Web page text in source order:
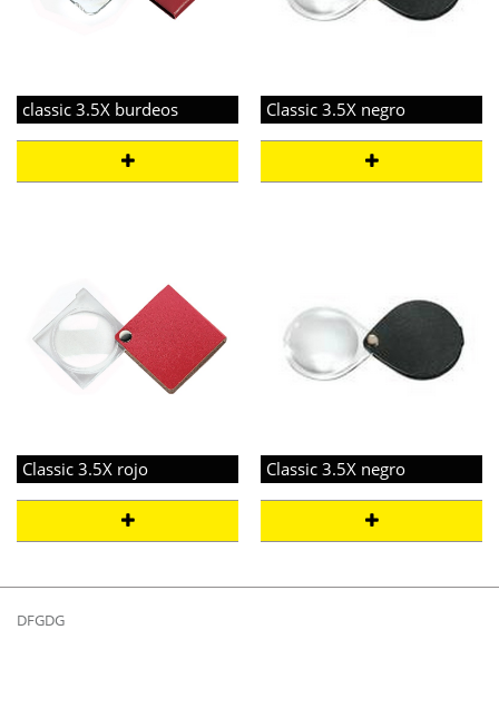
classic 3.5X burdeos Classic 3.5X negro
Classic 3.5X rojo Classic 3.5X negro
DFGDG